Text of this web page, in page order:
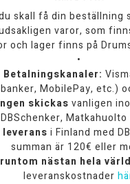
skall få din beställning
varor, som
och lager finns på
•
Betalningskanaler:
MobilePay, etc.)
skickas vanligen
i Finland med
summan är 120€ eller
nästan hela
leveranskostnader